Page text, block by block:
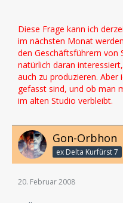
Diese Frage kann ich
im nächsten Monat
den Geschäftsführern von
natürlich daran
auch zu produzieren. Aber
gefasst sind, und ob man
im alten Studio verbleibt.
Gon-Orbhon
ex Delta Kurfürst 7
20. Februar 2008